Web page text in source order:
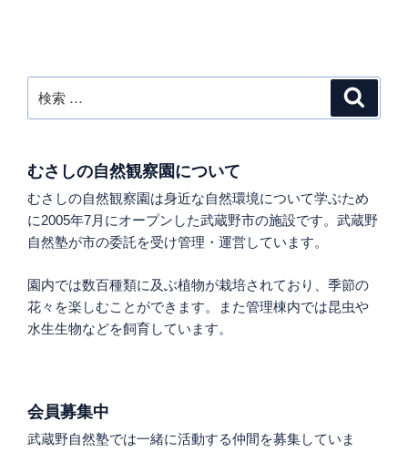
索:
むさしの自然観察園について
むさしの自然観察園は身近な自然環境について学ぶため
に2005年7月にオープンした武蔵野市の施設です。武蔵野
自然塾が市の委託を受け管理・運営しています。
園内では数百種類に及ぶ植物が栽培されており、季節の
花々を楽しむことができます。また管理棟内では昆虫や
水生生物などを飼育しています。
会員募集中
武蔵野自然塾では一緒に活動する仲間を募集していま